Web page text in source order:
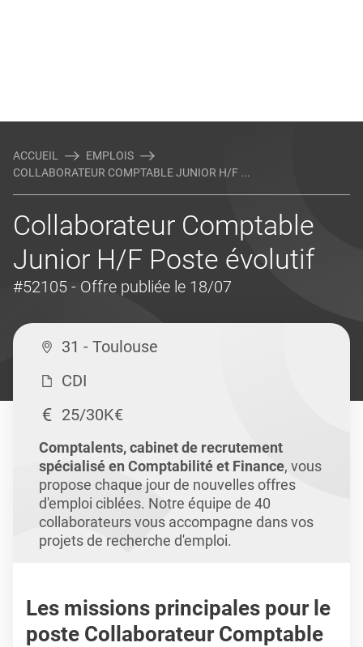
ACCUEIL
EMPLOIS
COLLABORATEUR COMPTABLE JUNIOR H/F ...
Collaborateur Comptable
Junior H/F Poste évolutif
#52105 - Offre publiée le 18/07
31 - Toulouse
CDI
25/30K€
Comptalents, cabinet de recrutement
spécialisé en Comptabilité et Finance, vous
propose chaque jour de nouvelles offres
d'emploi ciblées. Notre équipe de 40
collaborateurs vous accompagne dans vos
projets de recherche d'emploi.
Les missions principales pour le
poste Collaborateur Comptable